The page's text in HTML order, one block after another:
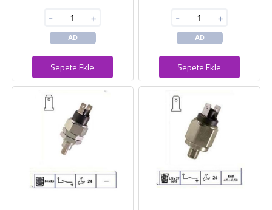
- +
AD
Sepete Ekle
- +
AD
Sepete Ekle